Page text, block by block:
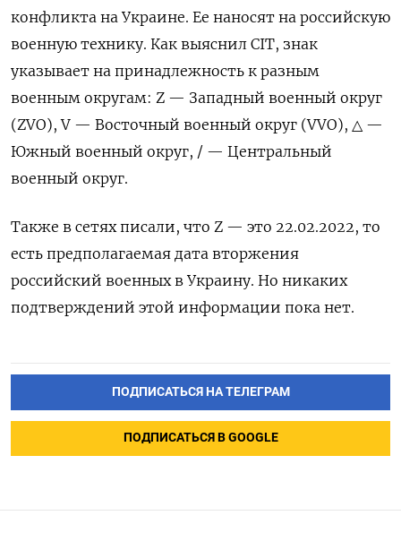
конфликта на Украине. Ее наносят на российскую
военную технику. Как выяснил CIT, знак
указывает на принадлежность к разным
военным округам: Z — Западный военный округ
(ZVO), V — Восточный военный округ (VVO), △ —
Южный военный округ, / — Центральный
военный округ.
Также в сетях писали, что Z — это 22.02.2022, то
есть предполагаемая дата вторжения
российский военных в Украину. Но никаких
подтверждений этой информации пока нет.
ПОДПИСАТЬСЯ НА ТЕЛЕГРАМ
ПОДПИСАТЬСЯ В GOOGLE